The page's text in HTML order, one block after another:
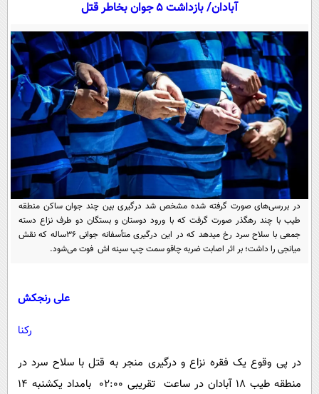
سیاسی
اقتصاد
خودرو
اجتماعی
حوادث
سلامت
یک برش دانایی
محیط زیست
سفر و تفریح
ورزشی
بین الملل
سیاست خارجی
فرهنگ و هنر
علم و دانش
فناوری و It
علمی
اخبار کریپتو
قرآن
گوناگون
سرگرمی
باشگاه مغز
فیلم
اقتصاد
گوناگون
عصر ایران 2
آبادان/ بازداشت 5 جوان بخاطر قتل
در بررسی‌های صورت گرفته شده مشخص شد درگیری بین چند جوان ساکن منطقه
طیب با چند رهگذر صورت گرفت که با ورود دوستان و بستگان دو طرف نزاع دسته
جمعی با سلاح سرد رخ میدهد که در این درگیری متأسفانه جوانی 36ساله که نقش
میانجی را داشت؛ بر اثر اصابت ضربه چاقو سمت چپ سینه اش فوت می‌شود.
علی رنجکش
رکنا
در پی وقوع یک فقره نزاع و درگیری منجر به قتل با سلاح سرد در
منطقه طیب 18 آبادان در ساعت تقریبی 02:00 بامداد یکشنبه 14